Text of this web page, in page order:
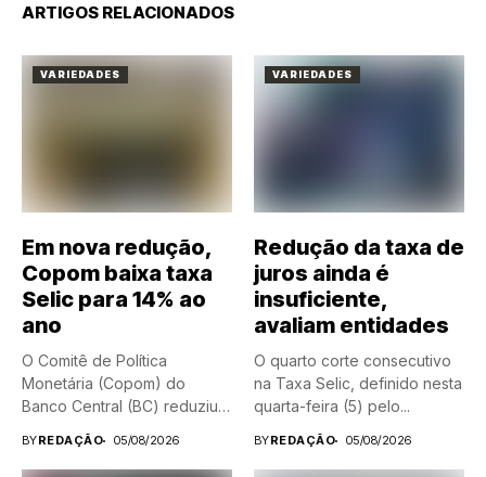
ARTIGOS RELACIONADOS
VARIEDADES
Em nova redução,
Copom baixa taxa
Selic para 14% ao
ano
O Comitê de Política
Monetária (Copom) do
Banco Central (BC) reduziu
BYREDAÇÃO 05/08/2026
VARIEDADES
Redução da taxa de
juros ainda é
insuficiente,
avaliam entidades
O quarto corte consecutivo
na Taxa Selic, definido nesta
quarta-feira (5) pelo...
BYREDAÇÃO 05/08/2026